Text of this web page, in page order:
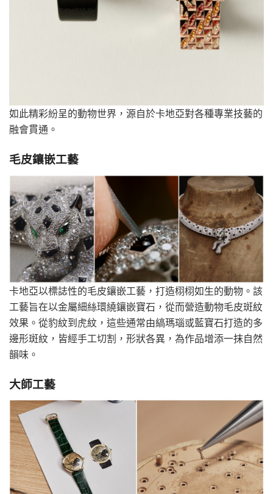
如此精彩紛呈的動物世界，源自於卡地亞對各種專業技藝的
融會貫通。
毛皮鑲嵌工藝
卡地亞以標誌性的毛皮鑲嵌工藝，打造栩栩如生的動物。該
工藝旨在以金屬細絲環繞鑲嵌寶石，從而營造動物毛皮斑紋
效果。從豹紋到虎紋，這些通常由縞瑪瑙或藍寶石打造的多
邊形斑紋，皆經手工切割，形狀各異，為作品增添一抹自然
韻味。
大師工藝